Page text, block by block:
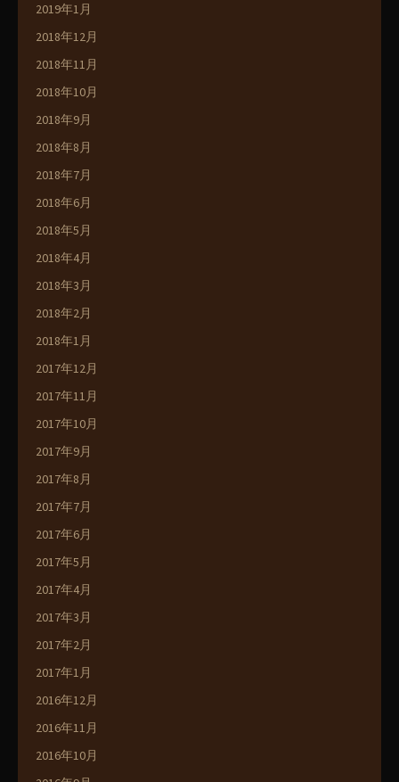
2019年1月
2018年12月
2018年11月
2018年10月
2018年9月
2018年8月
2018年7月
2018年6月
2018年5月
2018年4月
2018年3月
2018年2月
2018年1月
2017年12月
2017年11月
2017年10月
2017年9月
2017年8月
2017年7月
2017年6月
2017年5月
2017年4月
2017年3月
2017年2月
2017年1月
2016年12月
2016年11月
2016年10月